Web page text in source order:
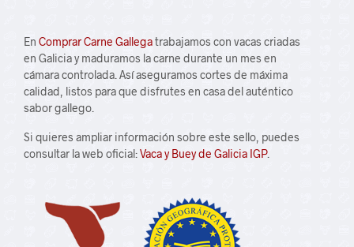
En Comprar Carne Gallegatrabajamos con vacas criadas
en Galicia y maduramos la carne durante un mes en
cámara controlada. Así aseguramos cortes de máxima
calidad, listos para que disfrutes en casa del auténtico
sabor gallego.
Si quieres ampliar información sobre este sello, puedes
consultar la web oficial:Vaca y Buey de Galicia IGP.